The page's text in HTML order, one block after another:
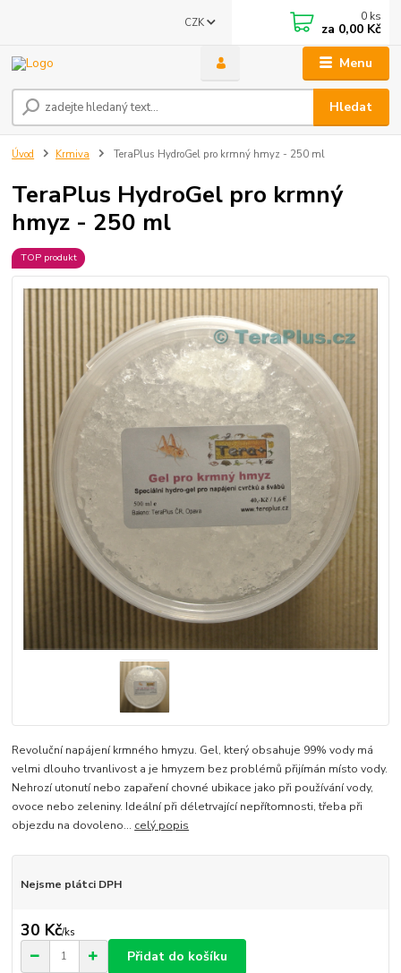
Menu
CZK
Hledat
0 ks
za 0,00 Kč
Úvod Krmiva TeraPlus HydroGel pro krmný hmyz - 250 ml
TeraPlus HydroGel pro krmný
hmyz - 250 ml
TOP produkt
Revoluční napájení krmného hmyzu. Gel, který obsahuje 99% vody má
velmi dlouho trvanlivost a je hmyzem bez problémů přijímán místo vody.
Nehrozí utonutí nebo zapaření chovné ubikace jako při používání vody,
ovoce nebo zeleniny. Ideální při déletrvající nepřítomnosti, třeba při
objezdu na dovoleno... celý popis
Nejsme plátci DPH
30 Kč/ks
Přidat do košíku